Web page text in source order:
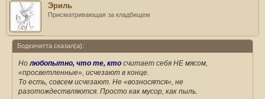
Эриль
Присматривающая за кладбищем
Бодхичитта сказал(а): ↑
Нолюбопытно, что те, кто считает себя НЕ мясом,
«просветленные», исчезают в конце.
То есть, совсем исчезают. Не «возносятся», не
разотождествляются. Просто как мусор, как пыль.